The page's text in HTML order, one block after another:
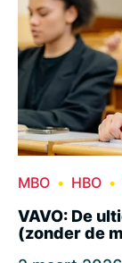
MBO HBO
VAVO: De
(zonder de